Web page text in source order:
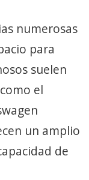
numerosas
para
suelen
el
un amplio
de